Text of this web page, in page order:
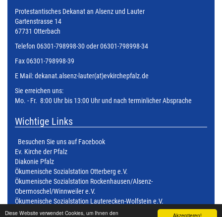
Akzeptieren!
Diese Website verwendet Cookies, um Ihnen den
Protestantisches Dekanat an Alsenz und Lauter
Gartenstrasse 14
67731 Otterbach
Telefon 06301-798998-30 oder 06301-798998-34
Fax 06301-798998-39
E Mail:dekanat.alsenz-lauter(at)evkirchepfalz.de
Sie erreichen uns:
Mo. - Fr. 8:00 Uhr bis 13:00 Uhr und nach terminlicher Absprache
Wichtige Links
Besuchen Sie uns auf Facebook
Ev. Kirche der Pfalz
Diakonie Pfalz
Ökumenische Sozialstation Otterberg e.V.
Ökumenische Sozialstation Rockenhausen/Alsenz-
Obermoschel/Winnweiler e.V.
Ökumenische Sozialstation Lauterecken-Wolfstein e.V.
Ökumenische Sozialstation Kusel - Altenglan e.V.